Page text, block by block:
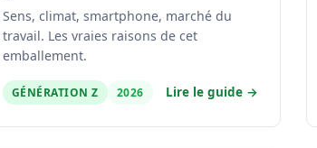
Sens, climat, smartphone, marché du
travail. Les vraies raisons de cet
emballement.
GÉNÉRATION Z 2026 Lire le guide →